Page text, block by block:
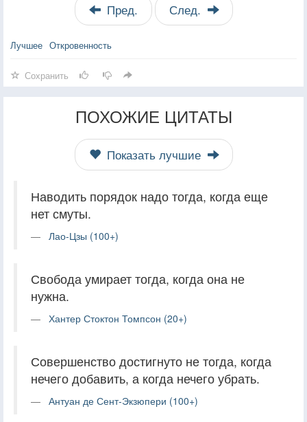
Пред. След.
Лучшее Откровенность
Сохранить
ПОХОЖИЕ ЦИТАТЫ
Показать лучшие
Наводить порядок надо тогда, когда еще
нет смуты.
Лао-Цзы (100+)
Свобода умирает тогда, когда она не
нужна.
Хантер Стоктон Томпсон (20+)
Совершенство достигнуто не тогда, когда
нечего добавить, а когда нечего убрать.
Антуан де Сент-Экзюпери (100+)